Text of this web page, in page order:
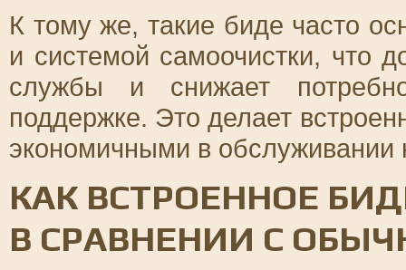
К тому же, такие биде часто
и системой самоочистки, что
службы и снижает
поддержке. Это делает
экономичными в обслуживании
КАК ВСТРОЕННОЕ
В СРАВНЕНИИ С